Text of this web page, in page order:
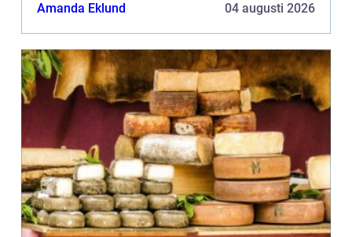
Amanda Eklund 04 augusti 2026